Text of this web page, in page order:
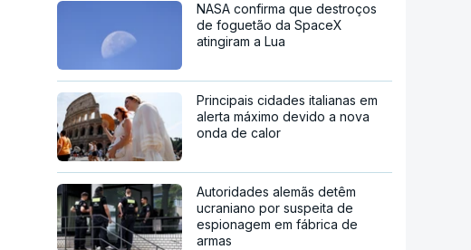
NASA confirma que destroços
de foguetão da SpaceX
atingiram a Lua
Principais cidades italianas em
alerta máximo devido a nova
onda de calor
Autoridades alemãs detêm
ucraniano por suspeita de
espionagem em fábrica de
armas